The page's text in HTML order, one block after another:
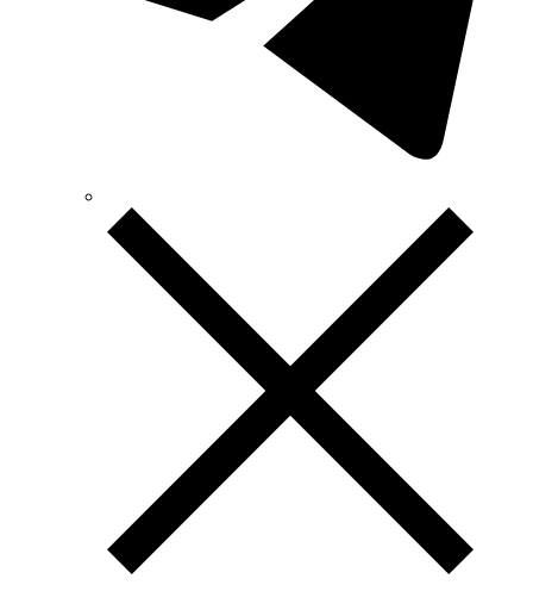
Vargo (Україна)
Vector VS
Vimar (Італія)
Volter (Україна)
Volterm (Україна)
АС Привод (Україна)
АСКО-УКРЕМ (Україна)
Запорізький завод кольорових металів (ЗЗКМ)
Каблекс Одеса
Мегомметр (Україна)